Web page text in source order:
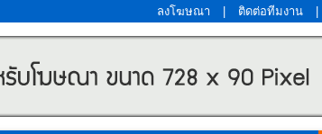
ลงโฆษณา ติดต่อทีมงาน